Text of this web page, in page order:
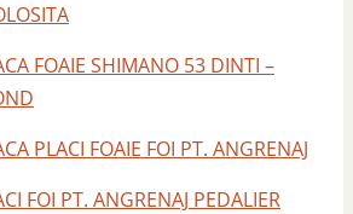
FOAIE SHIMANO 53 DINTI –
PLACI FOAIE FOI PT. ANGRENAJ
FOI PT. ANGRENAJ PEDALIER